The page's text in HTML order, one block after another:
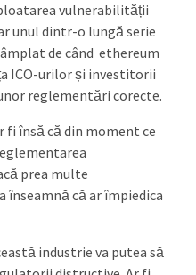
vulnerabilității
unul dintr-o lungă serie
de când ethereum
ICO-urilor și investitorii
reglementări corecte.
însă că din moment ce
prea multe
înseamnă că ar împiedica
industrie va putea să